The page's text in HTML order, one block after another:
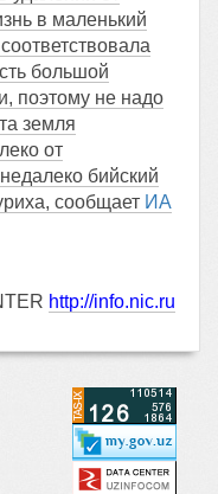
в маленький
большой
поэтому не надо
земля
от
бийский
сообщает ИА
http://info.nic.ru